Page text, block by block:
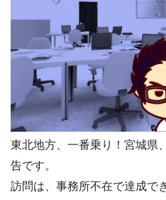
東北地方、一番乗り！宮城県
告です。
訪問は、事務所不在で達成で